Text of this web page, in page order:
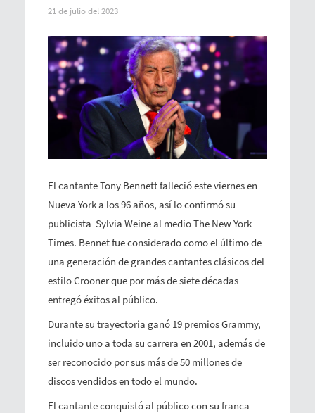
21 de julio del 2023
El cantante Tony Bennett falleció este viernes en
Nueva York a los 96 años, así lo confirmó su
publicista Sylvia Weine al medio The New York
Times. Bennet fue considerado como el último de
una generación de grandes cantantes clásicos del
estilo Crooner que por más de siete décadas
entregó éxitos al público.
Durante su trayectoria ganó 19 premios Grammy,
incluido uno a toda su carrera en 2001, además de
ser reconocido por sus más de 50 millones de
discos vendidos en todo el mundo.
El cantante conquistó al público con su franca